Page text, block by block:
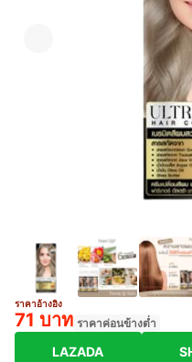
ราคาอ้างอิง
71 บาท ราคาค่อนข้างต่ำ
LAZADA